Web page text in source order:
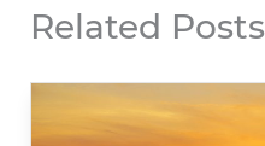
Related Posts